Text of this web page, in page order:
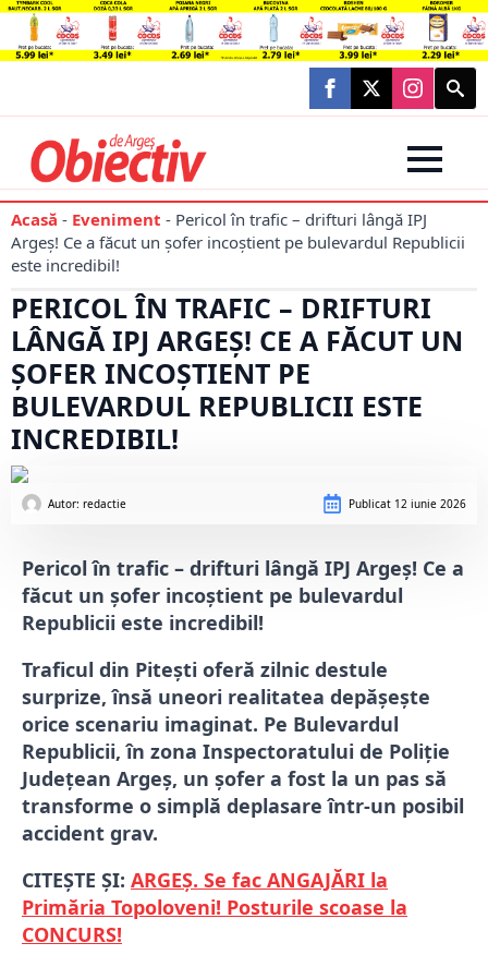
Search
for:
Acasă - Eveniment - Pericol în trafic – drifturi lângă IPJ
Argeș! Ce a făcut un șofer incoștient pe bulevardul Republicii
este incredibil!
PERICOL ÎN TRAFIC – DRIFTURI
LÂNGĂ IPJ ARGEȘ! CE A FĂCUT UN
ȘOFER INCOȘTIENT PE
BULEVARDUL REPUBLICII ESTE
INCREDIBIL!
Autor: redactie Publicat 12 iunie 2026
Pericol în trafic – drifturi lângă IPJ Argeș! Ce a
făcut un șofer incoștient pe bulevardul
Republicii este incredibil!
Traficul din Pitești oferă zilnic destule
surprize, însă uneori realitatea depășește
orice scenariu imaginat. Pe Bulevardul
Republicii, în zona Inspectoratului de Poliție
Județean Argeș, un șofer a fost la un pas să
transforme o simplă deplasare într-un posibil
accident grav.
CITEȘTE ȘI: ARGEȘ. Se fac ANGAJĂRI la
Primăria Topoloveni! Posturile scoase la
CONCURS!